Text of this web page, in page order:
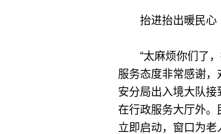
抬进抬出暖民心
“太麻烦你们了，
服务态度非常感谢
安分局出入境大队
在行政服务大厅外。
立即启动，窗口为老